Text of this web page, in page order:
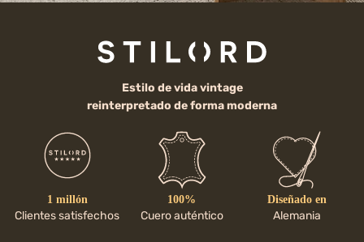
Estilo de vida vintage
reinterpretado de forma moderna
1 millón
Clientes satisfechos
100%
Cuero auténtico
Diseñado en
Alemania